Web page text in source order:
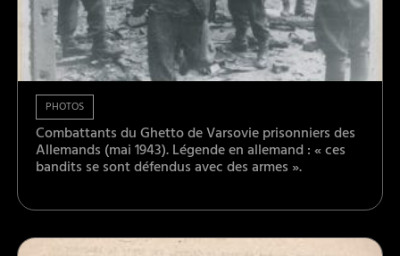
PHOTOS
Combattants du Ghetto de Varsovie prisonniers des
Allemands (mai 1943). Légende en allemand : « ces
bandits se sont défendus avec des armes ».